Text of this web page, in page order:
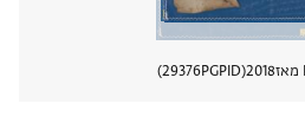
2018
PGPID
29376